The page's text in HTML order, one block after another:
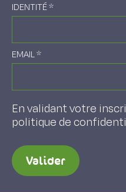
IDENTITÉ*
EMAIL*
En validant votre
politique de
Valider